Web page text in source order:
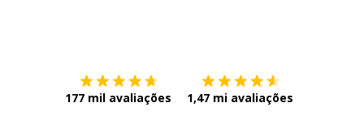
177 mil avaliações 1,47 mi avaliações